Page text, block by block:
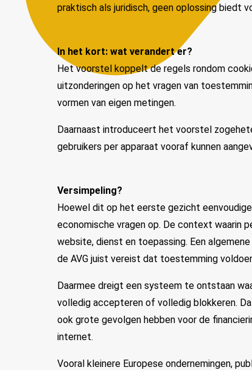
praktisch als juridisch, geen oplossing biedt
In het kort: wat verandert er?
Het voorstel koppelt de regels rondom
uitzonderingen op het vragen van
vormen van eigen metingen.
Daarnaast introduceert het voorstel
gebruikers per apparaat vooraf kunnen
Versimpeling?
Hoewel dit op het eerste gezicht
economische vragen op. De context waarin
website, dienst en toepassing. Een
de AVG juist vereist dat toestemming
Daarmee dreigt een systeem te ontstaan
volledig accepteren of volledig blokkeren.
ook grote gevolgen hebben voor de
internet.
Vooral kleinere Europese ondernemingen,